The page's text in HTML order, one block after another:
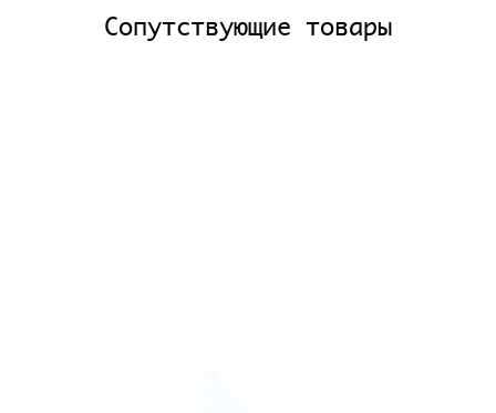
Сопутствующие товары